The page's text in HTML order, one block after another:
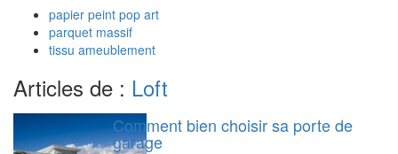
papier peint pop art
parquet massif
tissu ameublement
Articles de : Loft
Comment bien choisir sa porte de
garage